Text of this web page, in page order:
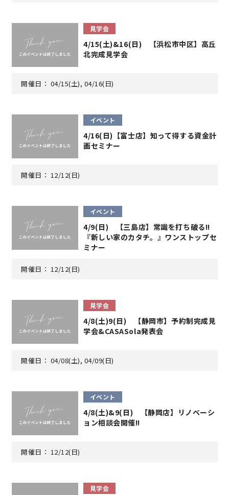
タップで電話をかける
nattoku グループコーポレートサイト
理想の暮らしを引き出すデザイン力
耐震等級3 & 許容応力度計算 全棟標準
徹底したコストダウンの追求
2030年の省エネ基準住宅
100年点検住宅
快適な室内環境へのこだわり
生涯続く安心のアフターフォロー
見学会
4/15(土)&16(日) 【浜松市中区】高丘
北完成見学会
開催日： 04/15(土), 04/16(日)
イベント
4/16(日)【富士店】知って得する資金計
画セミナー
開催日： 12/12(日)
イベント
4/9(日) 【三島店】常識を打ち破る!!
『新しい家のカタチ。』ワンストップセ
ミナー
開催日： 12/12(日)
見学会
4/8(土)9(日) 【静岡市】予約制完成見
学会&CASASola発表会
開催日： 04/08(土), 04/09(日)
イベント
4/8(土)&9(日) 【静岡店】リノベーシ
ョン相談会開催!!
開催日： 12/12(日)
見学会